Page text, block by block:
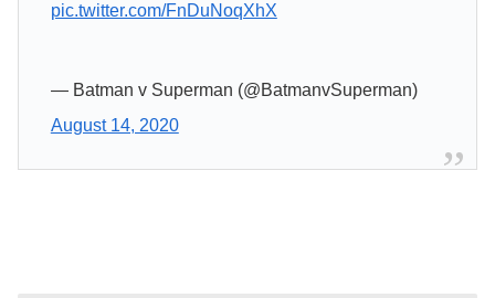
pic.twitter.com/FnDuNoqXhX
— Batman v Superman (@BatmanvSuperman)
August 14, 2020